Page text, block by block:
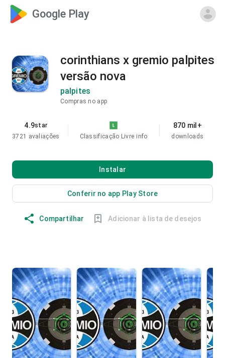
Google Play
corinthians x gremio palpites
versão nova
palpites
Compras no app
4.9star
3721 avaliações
Classificação Livre info
870 mil+
downloads
Instalar
Conferir no app Play Store
Compartilhar Adicionar à lista de desejos